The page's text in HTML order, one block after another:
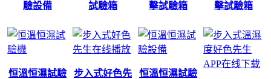
驗設備
試驗箱
擊試驗箱
擊試驗箱
恒溫恒濕試驗
步入式好色先
恒溫恒濕試驗